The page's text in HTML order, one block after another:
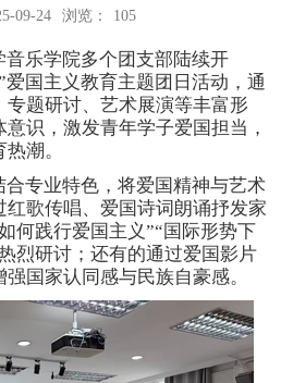
09-24 浏览： 105
音乐学院多个团支部陆续开
国主义教育主题团日活动，通
专题研讨、 艺术展演等丰富形
识，激发青年学子爱国担当，
潮。
专业特色，将爱国精神与艺术
歌传唱、爱国诗词朗诵抒发家
何践行爱国主义”“国际形势下
烈研讨；还有的通过爱国影片
国家认同感与民族自豪感。